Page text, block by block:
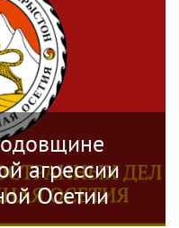
агрессии
Осетии